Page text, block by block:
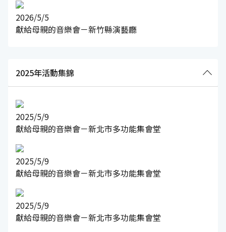
2026/5/5
獻給母親的音樂會－新竹縣演藝廳
2025年活動集錦
2025/5/9
獻給母親的音樂會－新北市多功能集會堂
2025/5/9
獻給母親的音樂會－新北市多功能集會堂
2025/5/9
獻給母親的音樂會－新北市多功能集會堂